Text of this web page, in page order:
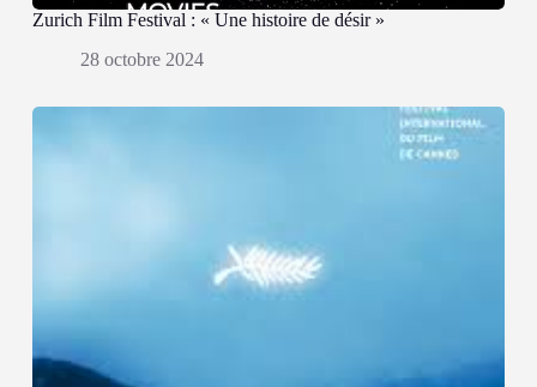
Zurich Film Festival : « Une histoire de désir »
28 octobre 2024